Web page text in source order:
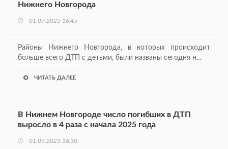
Нижнего Новгорода
01.07.2025 16:45
Районы Нижнего Новгорода, в которых происходит
больше всего ДТП с детьми, были названы сегодня н...
ЧИТАТЬ ДАЛЕЕ
В Нижнем Новгороде число погибших в ДТП
выросло в 4 раза c начала 2025 года
01.07.2025 16:30